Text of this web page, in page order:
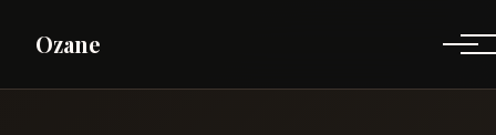
Ozane